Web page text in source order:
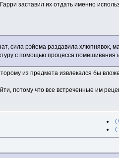
заставил их отдать именно
сила рэйема раздавила хлюпнявок,
с помощью процесса помешивания
из предмета извлекался бы
потому что все встреченные им